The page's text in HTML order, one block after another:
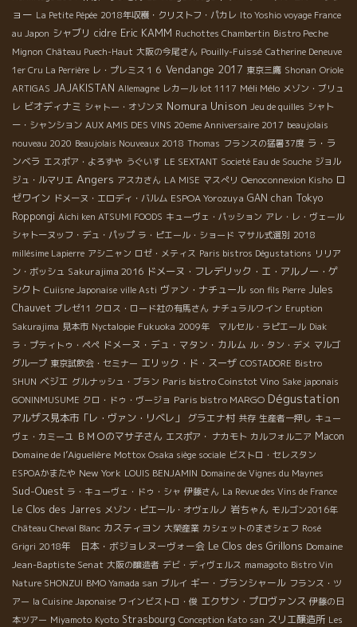
ョー La Petite Pépée 2018年収穫・クリストフ・パカレ Ito Yoshio voyage France
au Japon シャブリ cidre Eric KAMM Ruchottes Chambertin Bistro Peche
Mignon Château Puech-Haut 大阪の今尾さん Pouilly-Fuissé Catherine Deneuve
1er Cru La Perrière レ・プレミス１６ Vendange 2017 東京三鷹 Shonan Oriole
ARTIGAS JAJAKISTAN Allemagne レカール lot 1117 Méli Mélo メゾン・ブリュ
レ ビオディナミ シャトー・オゾンヌ Nomura Unison Jeu de quilles シャト
ー・シャンション AUX AMIS DES VINS 20eme Anniversaire 2017 beaujolais
nouveau 2020 Beaujolais Nouveaux 2018 Thomas フランスの猛暑37度 ラ・ラ
ンベラ エスポア・よろずや うぐいす LE SEXTANT Societé Eau de Souche ジョル
ジュ・ルマリエ Angers アスカさん LA MISE マスぺリ Oenoconnexion Kisho ロ
ゼワイン ドメーヌ・エロディ・バルム ESPOA Yorozuya GAN chan Tokyo
Roppongi Aichi ken ATSUMI FOODS キューヴェ・パッション アレ・レ・ヴェール
シャトーヌッフ・デュ・パップ ラ・ピエール・ショード マサル式選別 2018
millésime Lapierre アシニャン ロゼ・メティス Paris bistros Dégustations リリア
ン・ボッシュ Sakurajima 2016 ドメーヌ・フレデリック・エ・アルノー・ゲ
シクト Cuiisne Japonaise ville Asti ヴァン・ナチュール son fils Pierre Jules
Chauvet ブレゼ11 クロス・ロード社の有馬さん ナチュラルワイン Eruption
Sakurajima 見本市 Nyctalopie Fukuoka 2009年 マルセル・ラピエール Diak
ラ・プティトゥ・ペペ ドメーヌ・デュ・マタン・カルム ル・タン・デメ マルゴ
グループ 東京試飲会・セミナー エリック・ド・スーザ COSTADORE Bistro
SHUN ベジエ グルナッシュ・ブラン Paris bistro Coinstot Vino Sake japonais
GONINMUSUME クロ・ドゥ・ヴージョ Paris bistro MARGO Dégustation
アルザス見本市「レ・ヴァン・リベレ」 グラエナ村 共存 生産者一押し キュー
ヴェ・カミーユ ＢＭＯのマサ子さん エスポア・ ナカモト カルフォルニア Macon
Domaine de l’Aiguelière Mottox Osaka siège sociale ビストロ・セレスタン
ESPOAかまたや New York LOUIS BENJAMIN Domaine de Vignes du Maynes
Sud-Ouest ラ・キューヴェ・ドゥ・シャ 伊藤さん La Revue des Vins de France
Le Clos des Jarres メゾン・ピエール・オヴェルノ 岩ちゃん モルゴン2016年
Château Cheval Blanc カスティヨン 大榮産業 カシェットのまさシェフ Rosé
Grigri 2018年 日本・ボジョレヌーヴォー会 Le Clos des Grillons Domaine
Jean-Baptiste Senat 大阪の醸造者 デビ・ディヴェルス mamagoto Bistro Vin
Nature SHONZUI BMO Yamada san ブルイ ギー・ブランシャール フランス・ツ
アー la Cuisine Japonaise ワインビストロ・俊 エクサン・プロヴァンス 伊藤の日
本ツアー Miyamoto Kyoto Strasbourg Conception Kato san スリエ醸造所 Les